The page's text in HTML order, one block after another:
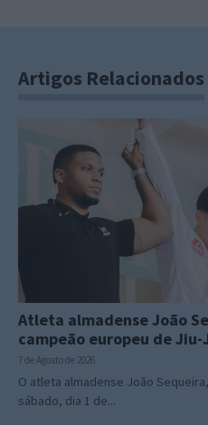
Artigos Relacionados
Atleta almadense João
campeão europeu de
7 de Agosto de 2026
O atleta almadense João
sábado, dia 1 de...